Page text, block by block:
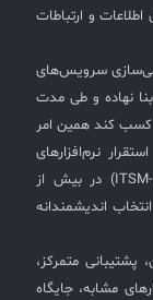
و ارتباطات
سرویس‌های
نوین تحت وب، به ویژه محصولات ManageEngine بنا نهاده و طی مدت
کسب کند همین امر
نرم‌افزارهای
حوزه‌ی(ITSM-ITAM-ITOM-COBIT-WSM-ISO20000-SIEM) در بیش از
اندیشمندانه
پشتیبانی متمرکز،
مشابه، جایگاه